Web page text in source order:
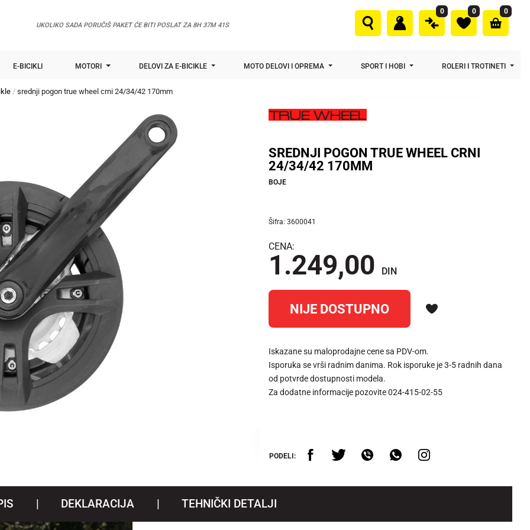
UKOLIKO SADA PORUČIŠ PAKET ĆE BITI POSLAT ZA 8H 37M 39S
0 0 0
E-BICIKLI MOTORI DELOVI ZA E-BICIKLE MOTO DELOVI I OPREMA SPORT I HOBI ROLERI I TROTINETI
srednji pogon true wheel crni 24/34/42 170mm
SREDNJI POGON TRUE WHEEL CRNI
24/34/42 170MM
BOJE
Šifra: 3600041
CENA:
1.249,00 DIN
NIJE DOSTUPNO
Iskazane su maloprodajne cene sa PDV-om.
Isporuka se vrši radnim danima. Rok isporuke je 3-5 radnih dana
od potvrde dostupnosti modela.
Za dodatne informacije pozovite 024-415-02-55
PODELI:
DEKLARACIJA TEHNIČKI DETALJI